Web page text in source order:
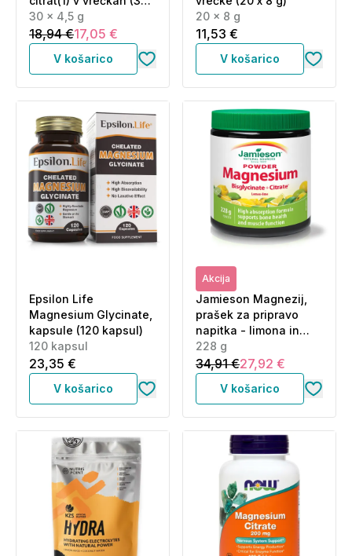
4,5 g)
30 x 4,5 g
18,94 €17,05 €
V košarico
20 x 8 g
11,53 €
V košarico
Epsilon Life
Magnesium Glycinate,
kapsule (120 kapsul)
120 kapsul
23,35 €
V košarico
Akcija
Jamieson Magnezij,
prašek za pripravo
napitka - limona in
limeta (228 g)
228 g
34,91 €27,92 €
V košarico